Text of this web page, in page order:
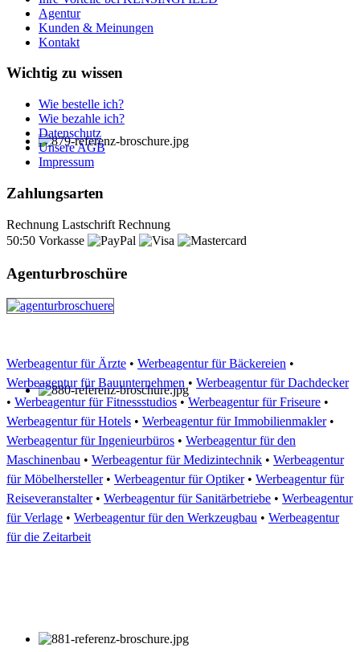
Agentur
Kunden & Meinungen
Kontakt
Wichtig zu wissen
Wie bestelle ich?
Wie bezahle ich?
Datenschutz
Unsere AGB
Impressum
Zahlungsarten
Rechnung Lastschrift Rechnung
50:50 Vorkasse
Agenturbroschüre
Werbeagentur für Ärzte • Werbeagentur für Bäckereien •
Werbeagentur für Bauunternehmen • Werbeagentur für Dachdecker
• Werbeagentur für Fitnessstudios • Werbeagentur für Friseure •
Werbeagentur für Hotels • Werbeagentur für Immobilienmakler•
Werbeagentur für Ingenieurbüros • Werbeagentur für den
Maschinenbau • Werbeagentur für Medizintechnik • Werbeagentur
für Möbelhersteller• Werbeagentur für Optiker• Werbeagentur für
Reiseveranstalter• Werbeagentur für Sanitärbetriebe • Werbeagentur
für Verlage • Werbeagentur für den Werkzeugbau • Werbeagentur
für die Zeitarbeit